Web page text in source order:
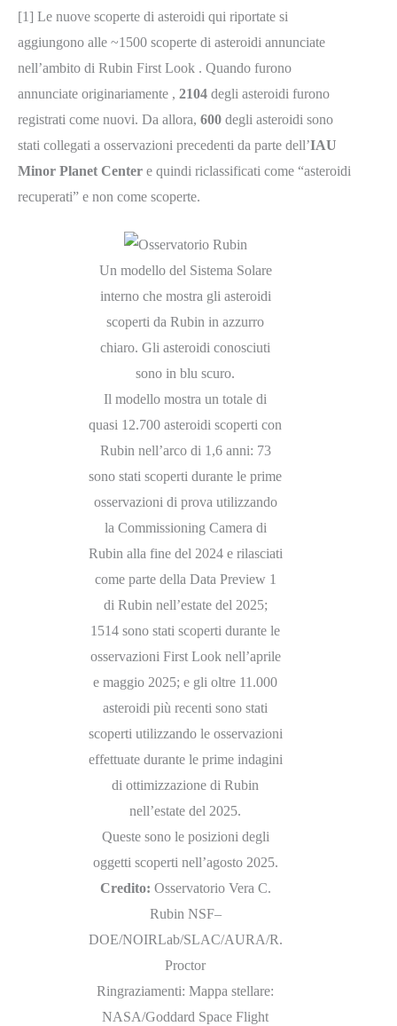
[1] Le nuove scoperte di asteroidi qui riportate si
aggiungono alle ~1500 scoperte di asteroidi annunciate
nell’ambito di Rubin First Look . Quando furono
annunciate originariamente , 2104 degli asteroidi furono
registrati come nuovi. Da allora, 600 degli asteroidi sono
stati collegati a osservazioni precedenti da parte dell’IAU
Minor Planet Center e quindi riclassificati come “asteroidi
recuperati” e non come scoperte.
Un modello del Sistema Solare
interno che mostra gli asteroidi
scoperti da Rubin in azzurro
chiaro. Gli asteroidi conosciuti
sono in blu scuro.
Il modello mostra un totale di
quasi 12.700 asteroidi scoperti con
Rubin nell’arco di 1,6 anni: 73
sono stati scoperti durante le prime
osservazioni di prova utilizzando
la Commissioning Camera di
Rubin alla fine del 2024 e rilasciati
come parte della Data Preview 1
di Rubin nell’estate del 2025;
1514 sono stati scoperti durante le
osservazioni First Look nell’aprile
e maggio 2025; e gli oltre 11.000
asteroidi più recenti sono stati
scoperti utilizzando le osservazioni
effettuate durante le prime indagini
di ottimizzazione di Rubin
nell’estate del 2025.
Queste sono le posizioni degli
oggetti scoperti nell’agosto 2025.
Credito: Osservatorio Vera C.
Rubin NSF–
DOE/NOIRLab/SLAC/AURA/R.
Proctor
Ringraziamenti: Mappa stellare:
NASA/Goddard Space Flight